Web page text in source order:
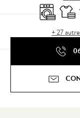
Lave lingeDraps
+ 27